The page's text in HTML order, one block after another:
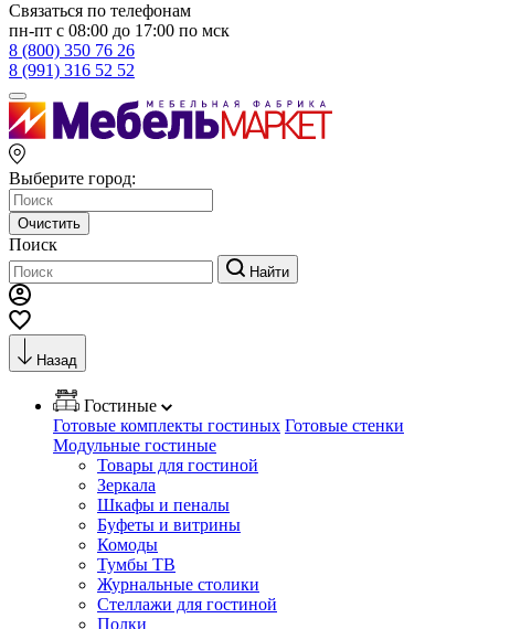
Связаться по телефонам
пн-пт с 08:00 до 17:00 по мск
8 (800) 350 76 26
8 (991) 316 52 52
Выберите город:
Очистить
Поиск
Найти
Назад
Гостиные
Готовые комплекты гостиных Готовые стенки
Модульные гостиные
Товары для гостиной
Зеркала
Шкафы и пеналы
Буфеты и витрины
Комоды
Тумбы ТВ
Журнальные столики
Стеллажи для гостиной
Полки